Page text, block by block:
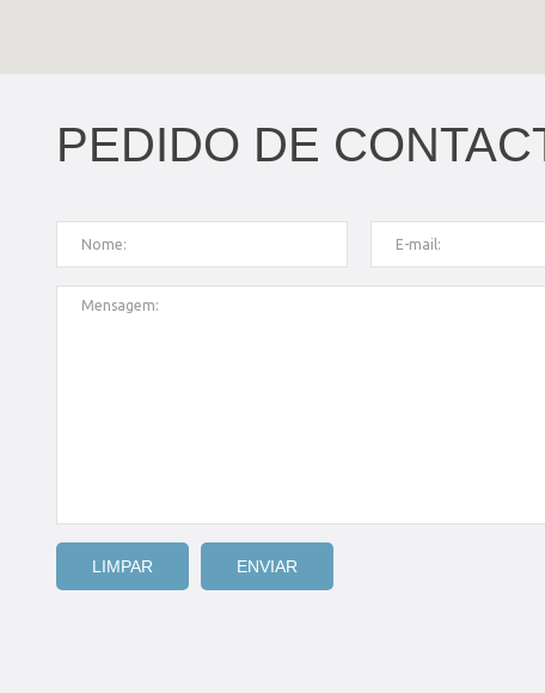
PEDIDO DE